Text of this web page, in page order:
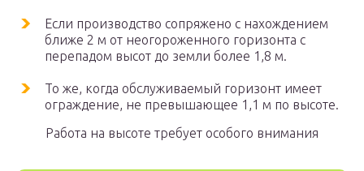
Если производство сопряжено с нахождением
ближе 2 м от неогороженного горизонта с
перепадом высот до земли более 1,8 м.
То же, когда обслуживаемый горизонт имеет
ограждение, не превышающее 1,1 м по высоте.
Работа на высоте требует особого внимания